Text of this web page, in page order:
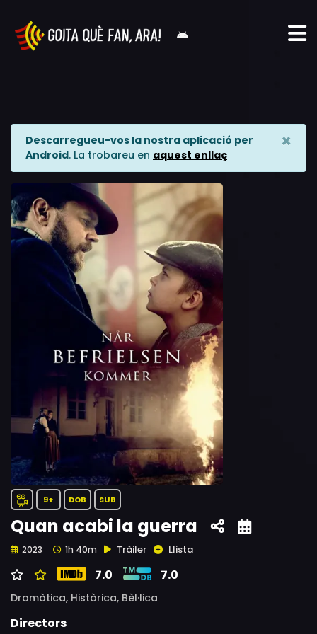
Descarregueu-vos la nostra aplicació per
Android. La trobareu en aquest enllaç
×
9+ DOB SUB
Quan acabi la guerra
2023 1h 40m Tràiler Llista
7.0 7.0
Dramàtica, Històrica, Bèl·lica
Directors